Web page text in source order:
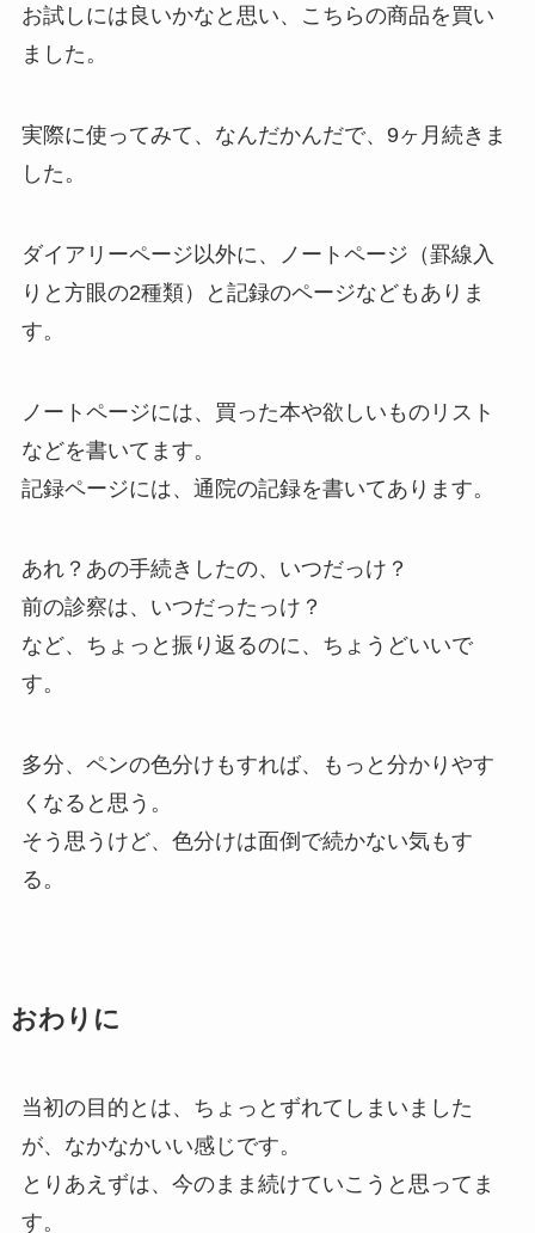
お試しには良いかなと思い、こちらの商品を買い
ました。
実際に使ってみて、なんだかんだで、9ヶ月続きま
した。
ダイアリーページ以外に、ノートページ（罫線入
りと方眼の2種類）と記録のページなどもありま
す。
ノートページには、買った本や欲しいものリスト
などを書いてます。
記録ページには、通院の記録を書いてあります。
あれ？あの手続きしたの、いつだっけ？
前の診察は、いつだったっけ？
など、ちょっと振り返るのに、ちょうどいいで
す。
多分、ペンの色分けもすれば、もっと分かりやす
くなると思う。
そう思うけど、色分けは面倒で続かない気もす
る。
おわりに
当初の目的とは、ちょっとずれてしまいました
が、なかなかいい感じです。
とりあえずは、今のまま続けていこうと思ってま
す。